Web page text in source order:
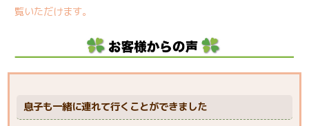
覧いただけます。
息子も一緒に連れて行くことができました